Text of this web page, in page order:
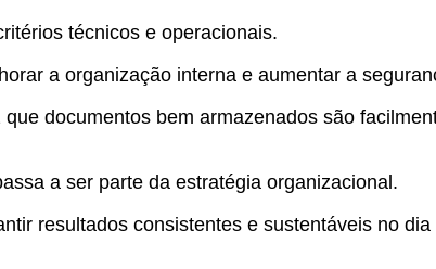
técnicos e operacionais.
a organização interna e aumentar a
documentos bem armazenados são
a ser parte da estratégia organizacional.
resultados consistentes e sustentáveis no